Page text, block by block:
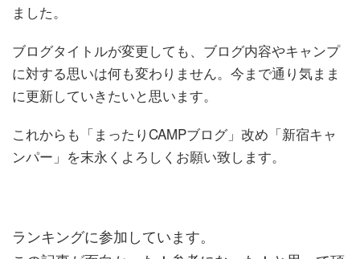
ました。
ブログタイトルが変更しても、ブログ内容やキャンプ
に対する思いは何も変わりません。今まで通り気まま
に更新していきたいと思います。
これからも「まったりCAMPブログ」改め「新宿キャ
ンパー」を末永くよろしくお願い致します。
ランキングに参加しています。